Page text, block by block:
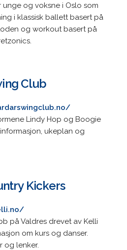
og voksne i Oslo som
i klassisk ballett basert på
og workout basert på
Club
Lindy Hop og Boogie
ukeplan og
Kickers
på Valdres drevet av Kelli
om kurs og danser.
og lenker.